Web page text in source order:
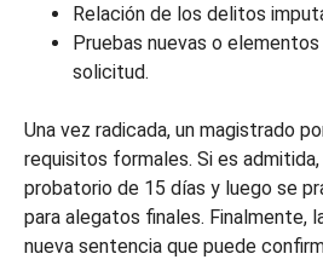
Relación de los delitos
Pruebas nuevas o
solicitud.
Una vez radicada, un magistrado
requisitos formales. Si es
probatorio de 15 días y luego se
para alegatos finales. Finalmente,
nueva sentencia que puede